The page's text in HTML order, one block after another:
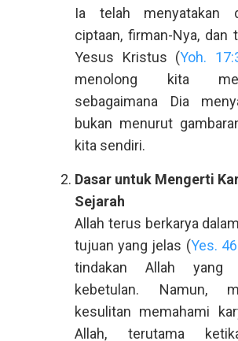
Ia telah menyatakan
ciptaan, firman-Nya, dan
Yesus Kristus (Yoh.
menolong kita
sebagaimana Dia
bukan menurut
kita sendiri.
Dasar untuk Mengerti
Sejarah
Allah terus berkarya
tujuan yang jelas (Yes.
tindakan Allah yang
kebetulan. Namun,
kesulitan memahami
Allah, terutama